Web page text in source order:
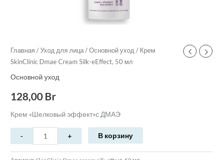
Главная /Уход для лица /Основной уход / Крем
SkinClinic Dmae Cream Silk-eEffect, 50 мл
Основной уход
128,00 Br
Крем «Шелковый эффект»с ДМАЭ
В корзину